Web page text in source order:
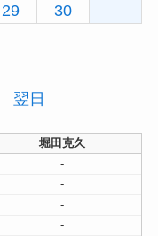
29 30
翌日
堀田克久
-
-
-
-